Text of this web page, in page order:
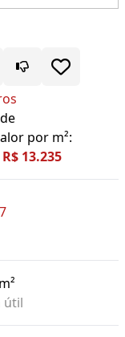
por m²:
R$ 13.235
útil